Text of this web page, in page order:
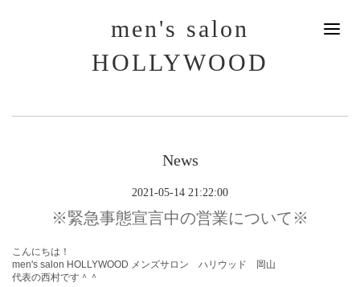
men's salon
HOLLYWOOD
News
2021-05-14 21:22:00
※緊急事態宣言中の営業について※
こんにちは！
men's salon HOLLYWOOD メンズサロン ハリウッド 岡山
代表の西村です＾＾